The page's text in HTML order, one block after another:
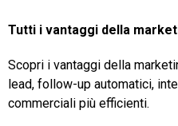
Tutti i vantaggi della
Scopri i vantaggi della
lead, follow-up automatici,
commerciali più efficienti.